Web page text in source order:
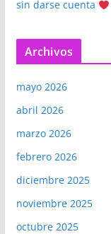
sin darse cuenta
Archivos
mayo 2026
abril 2026
marzo 2026
febrero 2026
diciembre 2025
noviembre 2025
octubre 2025